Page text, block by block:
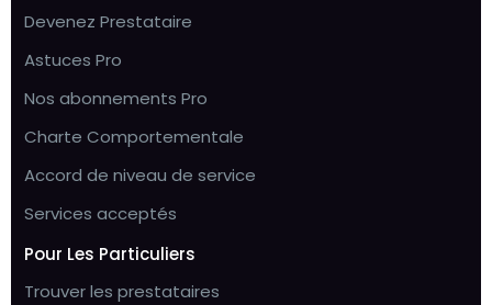
Devenez Prestataire
Astuces Pro
Nos abonnements Pro
Charte Comportementale
Accord de niveau de service
Services acceptés
Pour Les Particuliers
Trouver les prestataires